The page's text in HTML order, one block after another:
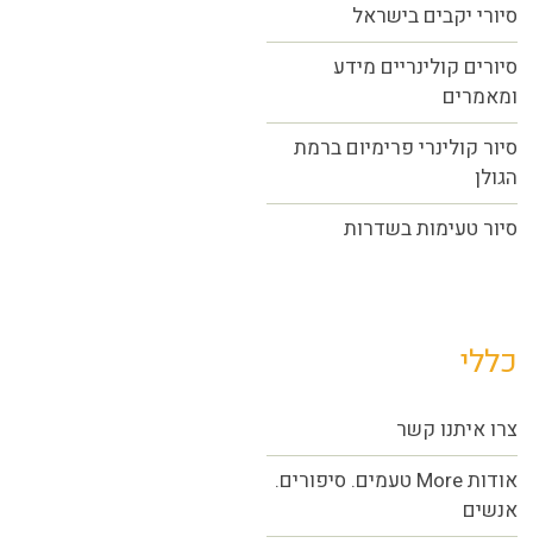
סיורי יקבים בישראל
סיורים קולינריים מידע
ומאמרים
סיור קולינרי פרימיום ברמת
הגולן
סיור טעימות בשדרות
כללי
צרו איתנו קשר
אודות More טעמים. סיפורים.
אנשים